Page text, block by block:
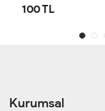
100 TL
Kurumsal